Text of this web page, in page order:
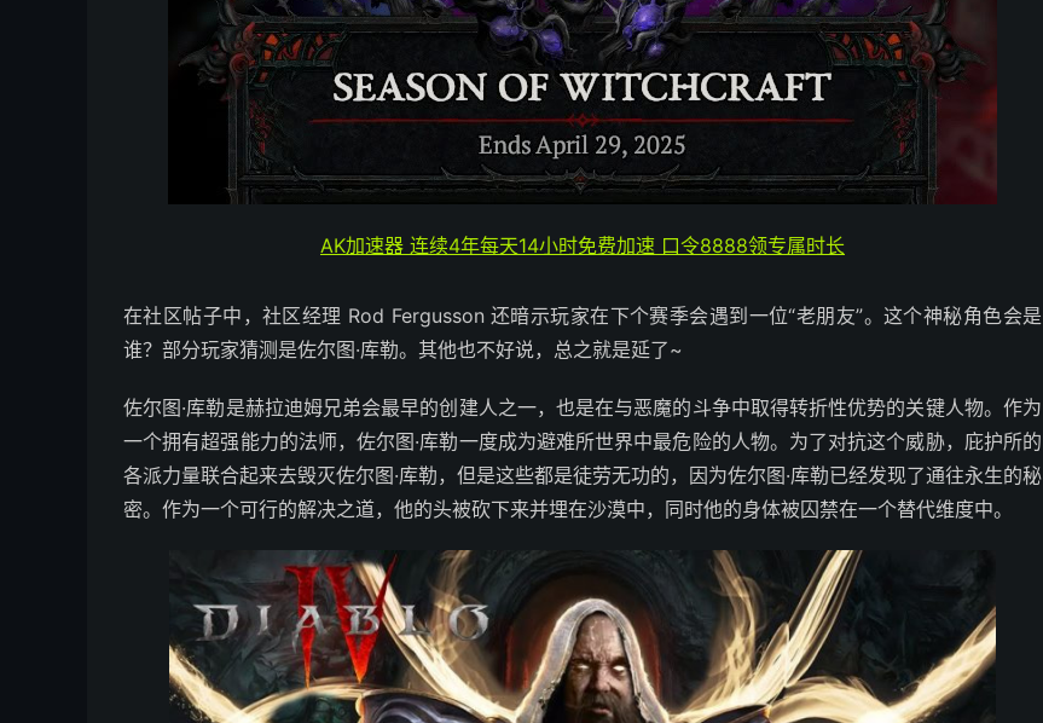
AK加速器 连续4年每天14小时免费加速 口令8888领专属时长
在社区帖子中，社区经理 Rod Fergusson 还暗示玩家在下个赛季会遇到一位“老朋友”。这个神秘角色会是
谁？部分玩家猜测是佐尔图·库勒。其他也不好说，总之就是延了~
佐尔图·库勒是赫拉迪姆兄弟会最早的创建人之一，也是在与恶魔的斗争中取得转折性优势的关键人物。作为
一个拥有超强能力的法师，佐尔图·库勒一度成为避难所世界中最危险的人物。为了对抗这个威胁，庇护所的
各派力量联合起来去毁灭佐尔图·库勒，但是这些都是徒劳无功的，因为佐尔图·库勒已经发现了通往永生的秘
密。作为一个可行的解决之道，他的头被砍下来并埋在沙漠中，同时他的身体被囚禁在一个替代维度中。